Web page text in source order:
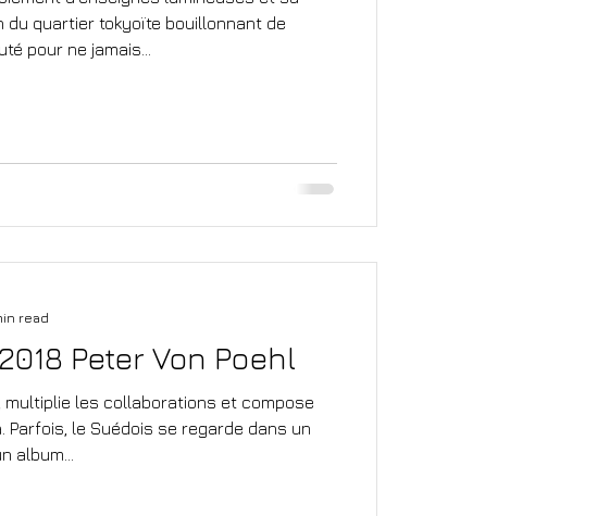
du quartier tokyoïte bouillonnant de
pour ne jamais...
Peter Von Poehl
multiplie les collaborations et compose
Parfois, le Suédois se regarde dans un
album...
read